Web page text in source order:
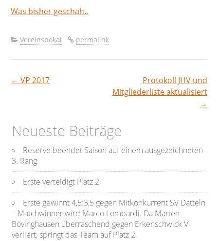
Was bisher geschah..
Vereinspokal permalink
Beitragsnavigation
← VP 2017
Protokoll JHV und
Mitgliederliste aktualisiert
→
Neueste Beiträge
Reserve beendet Saison auf einem ausgezeichneten
3. Rang
Erste verteidigt Platz 2
Erste gewinnt 4,5:3,5 gegen Mitkonkurrent SV Datteln
– Matchwinner wird Marco Lombardi. Da Marten
Bövinghausen überraschend gegen Erkenschwick V
verliert, springt das Team auf Platz 2.